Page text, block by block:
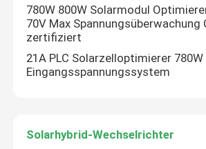
Frequenz-Antriebs-Inverter
Variabler Frequenzantrieb für Kran
780W 800W Solarmodul
70V Max Spannungsüberwachung
zertifiziert
21A PLC Solarzelloptimierer
Eingangsspannungssystem
Solarhybrid-Wechselrichter